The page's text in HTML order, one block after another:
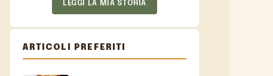
LEGGI LA MIA STORIA
ARTICOLI PREFERITI